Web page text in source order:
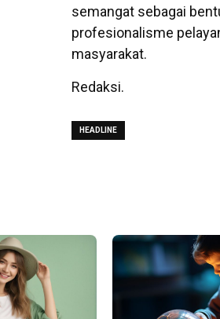
semangat sebagai
profesionalisme
masyarakat.
Redaksi.
HEADLINE